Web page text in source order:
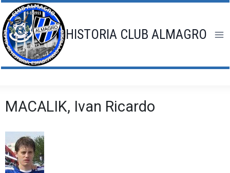
Saltar
al
contenido
HISTORIA CLUB ALMAGRO
MACALIK, Ivan Ricardo